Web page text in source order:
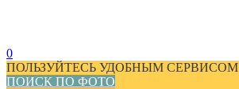
0
ПОЛЬЗУЙТЕСЬ УДОБНЫМ СЕРВИСОМ
ПОИСК ПО ФОТО